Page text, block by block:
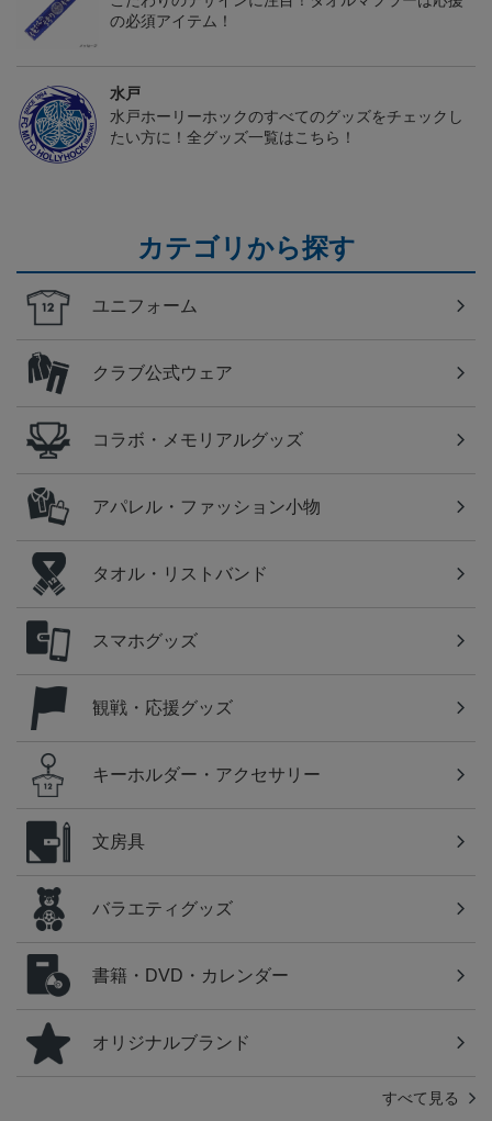
の必須アイテム！
水戸
水戸ホーリーホックのすべてのグッズをチェックし
たい方に！全グッズ一覧はこちら！
カテゴリから探す
ユニフォーム
クラブ公式ウェア
コラボ・メモリアルグッズ
アパレル・ファッション小物
タオル・リストバンド
スマホグッズ
観戦・応援グッズ
キーホルダー・アクセサリー
文房具
バラエティグッズ
書籍・DVD・カレンダー
オリジナルブランド
すべて見る